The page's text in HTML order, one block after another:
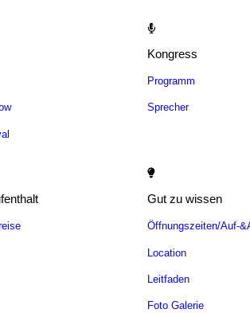
Kongress
Programm
Sprecher
Gut zu wissen
Öffnungszeiten/Auf-
Location
Leitfaden
Foto Galerie